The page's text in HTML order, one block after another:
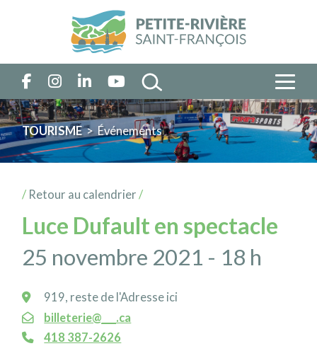
TOURISME> Événements
/ Retour au calendrier /
Luce Dufault en spectacle
25 novembre 2021 - 18 h
919, reste de l'Adresse ici
billeterie@___.ca
418 387-2626